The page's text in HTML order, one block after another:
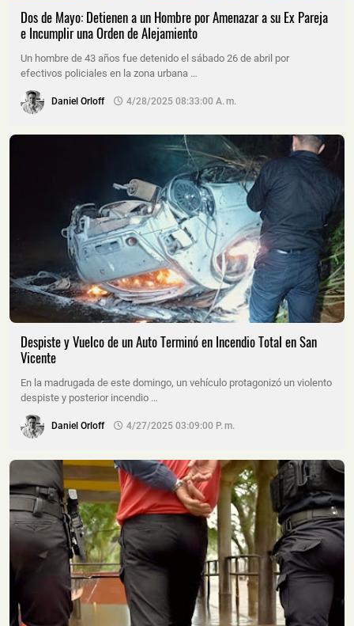
Dos de Mayo: Detienen a un Hombre por Amenazar a su Ex Pareja
e Incumplir una Orden de Alejamiento
Un hombre de 43 años fue detenido el sábado 26 de abril por
efectivos policiales en la zona urbana …
Daniel Orloff 4/28/2025 08:33:00 A. M.
Despiste y Vuelco de un Auto Terminó en Incendio Total en San
Vicente
En la madrugada de este domingo, un vehículo protagonizó un violento
despiste y posterior incendio …
Daniel Orloff 4/27/2025 03:09:00 P. M.